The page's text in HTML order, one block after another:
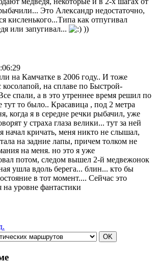
Это Александр недостаточно,
кисленького...Типа как отпугивал
или запугивал...
))
на Камчатке в 2006 году.. И тоже
косолапой, на сплаве по Быстрой-
спали, а в это утреннее время решил по
тут то было.. Красавица , под 2 метра
когда я в середне речки рыбачил, уже
у страха глаза велики... тут за ней
начал кричать, меня никто не слышал,
на задние лапы, причем толком не
на меня. но это я уже
потом, следом вышел 2-й медвежонок
ушла вдоль берега... блин... кто бы
в тот момент.... Сейчас это
на уровне фантастики